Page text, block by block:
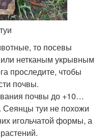
то посевы
нетканым укрывным
проследите, чтобы
почвы.
почвы до +10…
Сеянцы туи не похожи
игольчатой формы, а